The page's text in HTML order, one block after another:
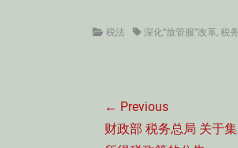
Categories
税法 Tags深化“放管服”改革, 税
章
导
← Previous
Previous
财政部 税务总局 关于